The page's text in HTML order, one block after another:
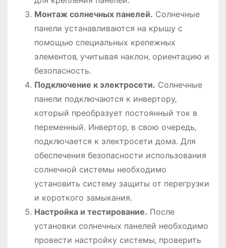
Монтаж солнечных панелей. Солнечные
панели устанавливаются на крышу с
помощью специальных крепежных
элементов‚ учитывая наклон‚ ориентацию и
безопасность.
Подключение к электросети. Солнечные
панели подключаются к инвертору‚
который преобразует постоянный ток в
переменный. Инвертор‚ в свою очередь‚
подключается к электросети дома. Для
обеспечения безопасности использования
солнечной системы необходимо
установить систему защиты от перегрузки
и короткого замыкания.
Настройка и тестирование. После
установки солнечных панелей необходимо
провести настройку системы‚ проверить